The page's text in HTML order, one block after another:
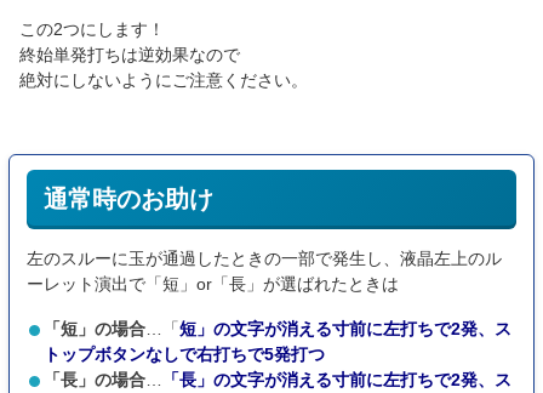
この2つにします！
終始単発打ちは逆効果なので
絶対にしないようにご注意ください。
通常時のお助け
左のスルーに玉が通過したときの一部で発生し、液晶左上のル
ーレット演出で「短」or「長」が選ばれたときは
「短」の場合…「短」の文字が消える寸前に左打ちで2発、ス
トップボタンなしで右打ちで5発打つ
「長」の場合…
「長」の文字が消える寸前に左打ちで2発、ス